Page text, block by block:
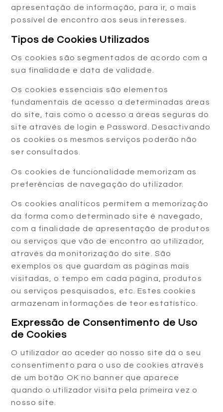
apresentação de informação, para ir, o mais
possível de encontro aos seus interesses.
Tipos de Cookies Utilizados
Os cookies são segmentados de acordo com a
sua finalidade e data de validade.
Os cookies essenciais são elementos
fundamentais de acesso a determinadas áreas
do site, tais como o acesso a áreas seguras do
site através de login e Password. Desactivando
os cookies os mesmos serviços poderão não
ser consultados.
Os cookies de funcionalidade memorizam as
preferências de navegação do utilizador.
Os cookies analíticos permitem a memorização
da forma como determinado site é navegado,
com a finalidade de apresentação de produtos
ou serviços que vão de encontro ao utilizador,
através da monitorização do site. São
exemplos os que guardam as páginas mais
visitadas, o tempo em cada página, produtos
ou serviços pesquisados, etc. Estes cookies
armazenam informações de teor estatístico.
Expressão de Consentimento de Uso
de Cookies
O utilizador ao aceder ao nosso site dá o seu
consentimento para o uso de cookies através
de um botão OK no banner que aparece
quando o utilizador visita pela primeira vez o
nosso site.